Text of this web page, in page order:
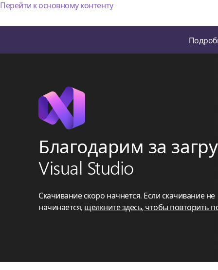
Перейти к основному контенту
Благодарим за
Visual Studio
Скачивание скоро начнется. Если скачивание не
начинается, щелкните здесь, чтобы повторить